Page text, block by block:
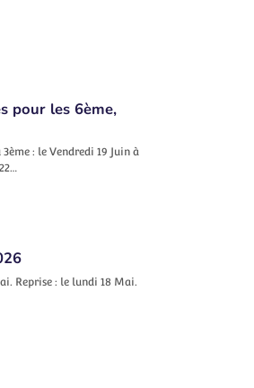
pour les 6ème,
: le Vendredi 19 Juin à
Reprise : le lundi 18 Mai.